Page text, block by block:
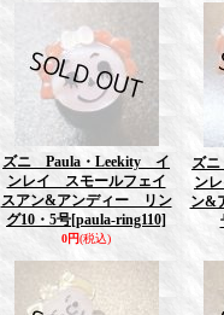
ズニ Paula・Leekity イ
ンレイ スモールフェイ
スアン&アンディー リン
グ10・5号[paula-ring110]
0円(税込)
ズ
ン
ン&